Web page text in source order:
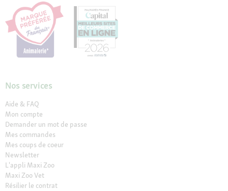
Nos services
Aide & FAQ
Mon compte
Demander un mot de passe
Mes commandes
Mes coups de coeur
Newsletter
L'appli Maxi Zoo
Maxi Zoo Vet
Résilier le contrat